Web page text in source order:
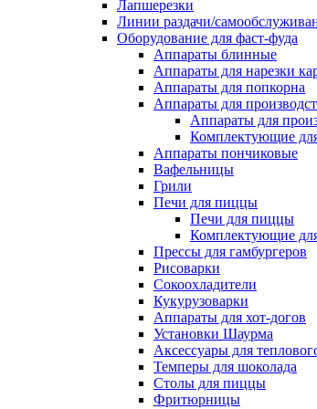
Лапшерезки
Линии раздачи/
Оборудование для фаст-фуда
Аппараты блинные
Аппараты для нарезки
Аппараты для попкорна
Аппараты для
Аппараты для
Комплектующие
Аппараты пончиковые
Вафельницы
Грили
Печи для пиццы
Печи для пиццы
Комплектующие
Прессы для гамбургеров
Рисоварки
Сокоохладители
Кукурузоварки
Аппараты для хот-догов
Установки Шаурма
Аксессуары для
Темперы для шоколада
Столы для пиццы
Фритюрницы